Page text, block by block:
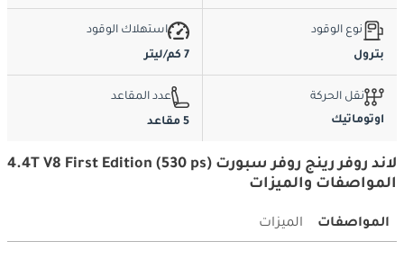
نوع الوقود
بترول
استهلاك الوقود
7 كم/ليتر
نقل الحركة
اوتوماتيك
عدد المقاعد
5 مقاعد
لاند روفر رينج روفر سبورت 4.4T V8 First Edition (530 ps)
المواصفات والميزات
المواصفات الميزات